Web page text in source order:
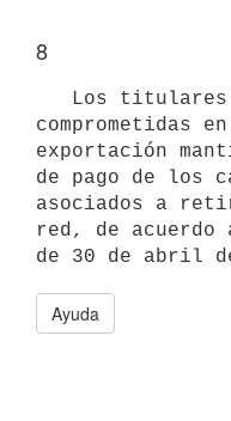
8
comprometidas
exportación
de pago de los
asociados a
red, de acuerdo
Ayuda